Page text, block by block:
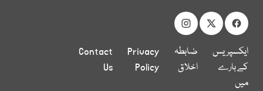
ایکسپریس
کے بارے
میں
ضابطہ
اخلاق
Privacy
Policy
Contact
Us